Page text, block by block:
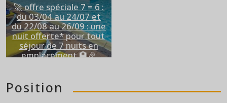
🚀 offre spéciale 7 = 6 :
du 03/04 au 24/07 et
du 22/08 au 26/09 : une
nuit offerte* pour tout
séjour de 7 nuits en
emplacement 🏨🎉
Position